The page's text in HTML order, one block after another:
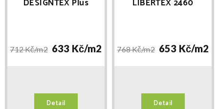
DESIGNTEX Plus
712 Kč/m2 633 Kč/m2
Detail
LIBERTEX 2460
768 Kč/m2 653 Kč/m2
Detail